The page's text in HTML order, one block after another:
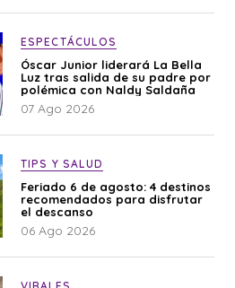
ESPECTÁCULOS
Óscar Junior liderará La Bella
Luz tras salida de su padre por
polémica con Naldy Saldaña
07 Ago 2026
TIPS Y SALUD
Feriado 6 de agosto: 4 destinos
recomendados para disfrutar
el descanso
06 Ago 2026